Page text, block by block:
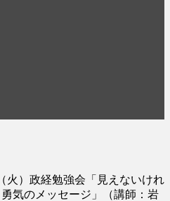
火）政経勉強会「見えないけれ
気のメッセージ」（講師：岩